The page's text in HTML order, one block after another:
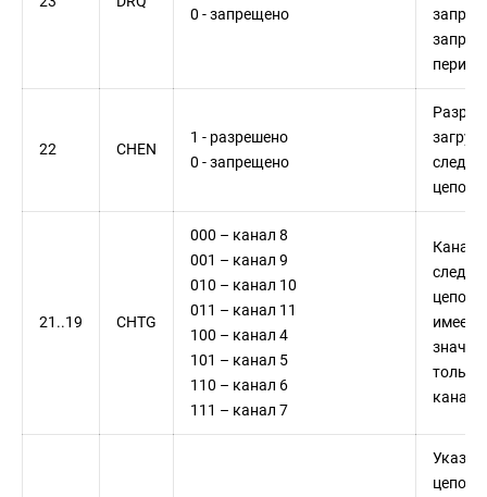
0 - запрещено
22 CHEN
1 - разрешено
0 - запрещено
21..19 CHTG
000 – канал 8
001 – канал 9
010 – канал 10
011 – канал 11
100 – канал 4
101 – канал 5
110 – канал 6
111 – канал 7
Канал
имеет
только